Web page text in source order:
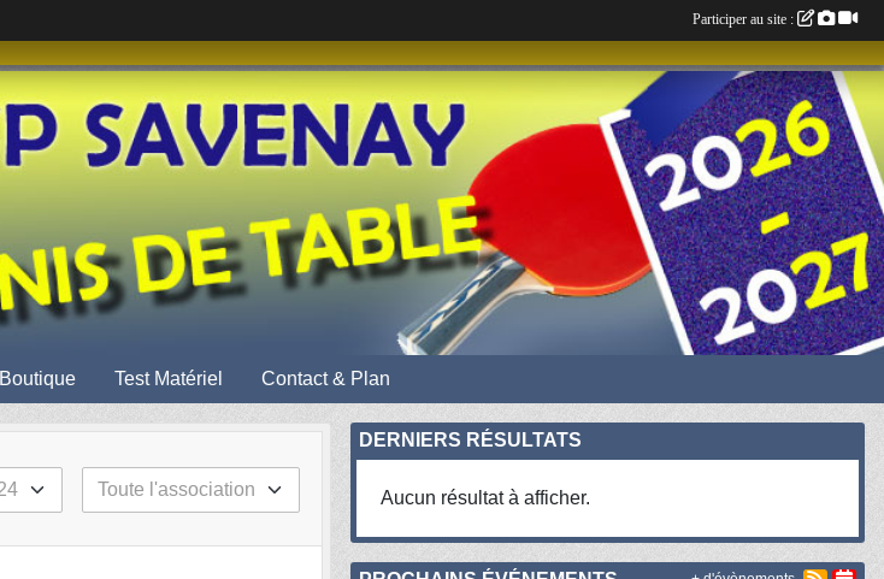
Boutique Test Matériel Contact & Plan
DERNIERS RÉSULTATS
Aucun résultat à afficher.
Participer au site :